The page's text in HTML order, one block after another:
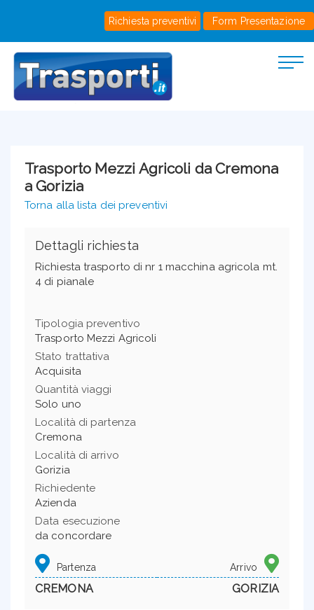
Richiesta preventivi Form Presentazione
Trasporto Mezzi Agricoli da Cremona
a Gorizia
Torna alla lista dei preventivi
Dettagli richiesta
Richiesta trasporto di nr 1 macchina agricola mt.
4 di pianale
Tipologia preventivo
Trasporto Mezzi Agricoli
Stato trattativa
Acquisita
Quantità viaggi
Solo uno
Località di partenza
Cremona
Località di arrivo
Gorizia
Richiedente
Azienda
Data esecuzione
da concordare
Partenza Arrivo
CREMONA GORIZIA